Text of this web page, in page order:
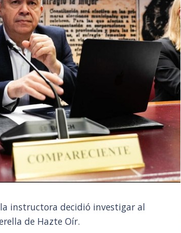
instructora decidió investigar al
de Hazte Oír.